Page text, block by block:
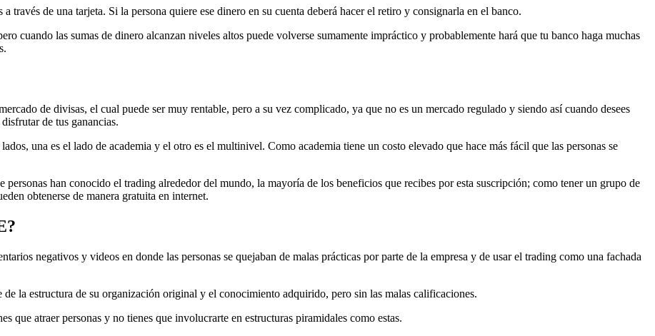
través de una tarjeta. Si la persona quiere ese dinero en su cuenta deberá hacer el retiro y consignarla en el banco.
cuando las sumas de dinero alcanzan niveles altos puede volverse sumamente impráctico y probablemente hará que tu banco haga muchas
de divisas, el cual puede ser muy rentable, pero a su vez complicado, ya que no es un mercado regulado y siendo así cuando desees
de tus ganancias.
una es el lado de academia y el otro es el multinivel. Como academia tiene un costo elevado que hace más fácil que las personas se
han conocido el trading alrededor del mundo, la mayoría de los beneficios que recibes por esta suscripción; como tener un grupo de
obtenerse de manera gratuita en internet.
negativos y videos en donde las personas se quejaban de malas prácticas por parte de la empresa y de usar el trading como una fachada
la estructura de su organización original y el conocimiento adquirido, pero sin las malas calificaciones.
que atraer personas y no tienes que involucrarte en estructuras piramidales como estas.